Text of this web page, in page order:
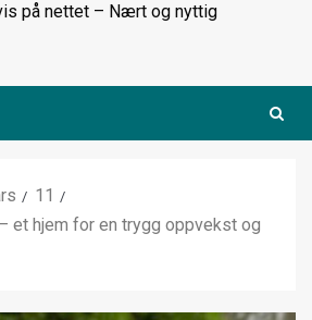
på nettet – Nært og nyttig
11
et hjem for en trygg oppvekst og